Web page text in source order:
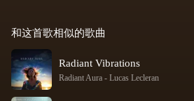
和这首歌相似的歌曲
Radiant Vibrations
Radiant Aura - Lucas Lecleran